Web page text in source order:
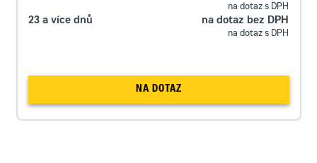
na dotaz s DPH
23 a více dnů na dotaz bez DPH
na dotaz s DPH
NA DOTAZ